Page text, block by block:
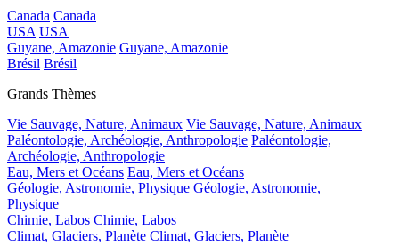
Canada Canada
USA USA
Guyane, Amazonie Guyane, Amazonie
Brésil Brésil
Grands Thèmes
Vie Sauvage, Nature, Animaux Vie Sauvage, Nature, Animaux
Paléontologie, Archéologie, Anthropologie Paléontologie,
Archéologie, Anthropologie
Eau, Mers et Océans Eau, Mers et Océans
Géologie, Astronomie, Physique Géologie, Astronomie,
Physique
Chimie, Labos Chimie, Labos
Climat, Glaciers, Planète Climat, Glaciers, Planète